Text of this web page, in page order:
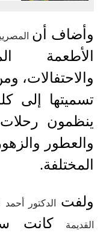
وأضاف أن
الأطعمة
والاحتفالات،
تسميتها إلى
ينظمون رحلات
والعطور
المختلفة.
ولفت الدكتور أحمد
القديمة كانت